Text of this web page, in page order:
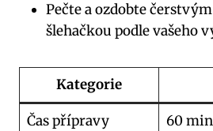
Pečte⁤ a ozdobte
šlehačkou podle vašeho
Kategorie
Čas přípravy
60